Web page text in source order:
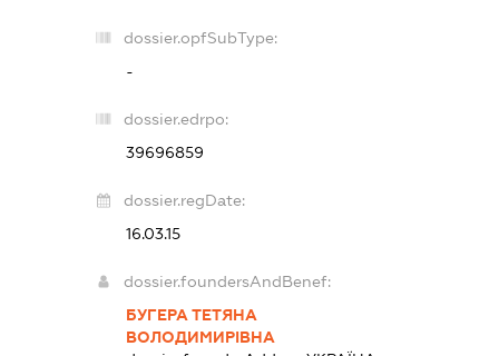
dossier.opfSubType:
-
dossier.edrpo:
39696859
dossier.regDate:
16.03.15
dossier.foundersAndBenef:
БУГЕРА ТЕТЯНА
ВОЛОДИМИРІВНА